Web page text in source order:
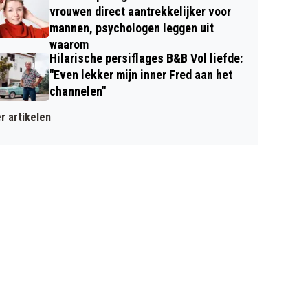
vrouwen direct aantrekkelijker voor
mannen, psychologen leggen uit
waarom
Hilarische persiflages B&B Vol liefde:
"Even lekker mijn inner Fred aan het
channelen"
artikelen